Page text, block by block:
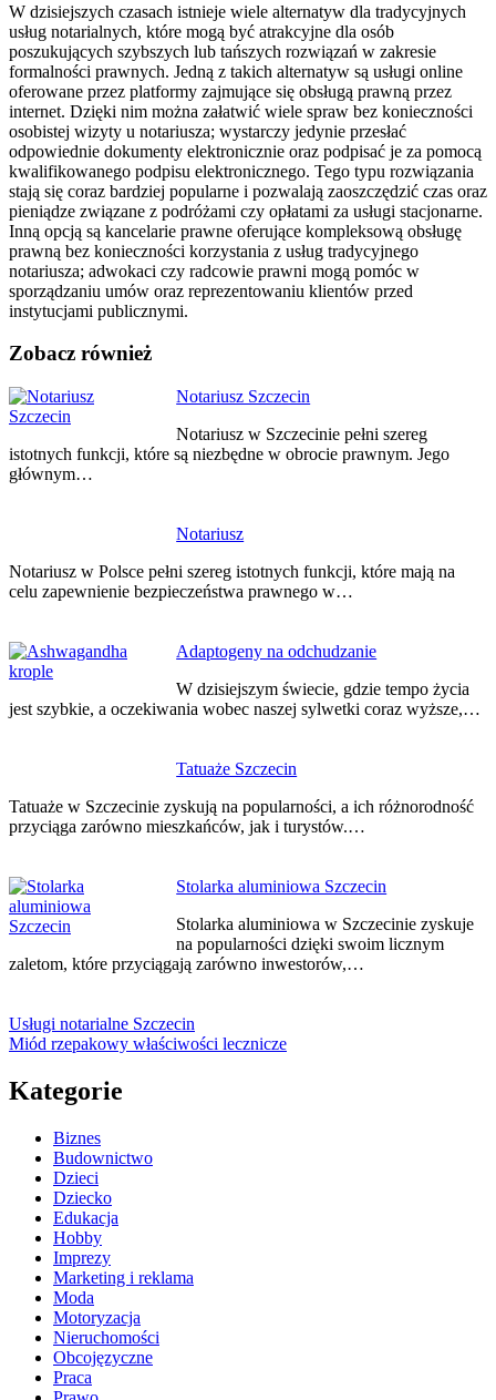
W dzisiejszych czasach istnieje wiele alternatyw dla tradycyjnych
usług notarialnych, które mogą być atrakcyjne dla osób
poszukujących szybszych lub tańszych rozwiązań w zakresie
formalności prawnych. Jedną z takich alternatyw są usługi online
oferowane przez platformy zajmujące się obsługą prawną przez
internet. Dzięki nim można załatwić wiele spraw bez konieczności
osobistej wizyty u notariusza; wystarczy jedynie przesłać
odpowiednie dokumenty elektronicznie oraz podpisać je za pomocą
kwalifikowanego podpisu elektronicznego. Tego typu rozwiązania
stają się coraz bardziej popularne i pozwalają zaoszczędzić czas oraz
pieniądze związane z podróżami czy opłatami za usługi stacjonarne.
Inną opcją są kancelarie prawne oferujące kompleksową obsługę
prawną bez konieczności korzystania z usług tradycyjnego
notariusza; adwokaci czy radcowie prawni mogą pomóc w
sporządzaniu umów oraz reprezentowaniu klientów przed
instytucjami publicznymi.
Zobacz również
Notariusz Szczecin
Notariusz w Szczecinie pełni szereg
istotnych funkcji, które są niezbędne w obrocie prawnym. Jego
głównym…
Notariusz
Notariusz w Polsce pełni szereg istotnych funkcji, które mają na
celu zapewnienie bezpieczeństwa prawnego w…
Adaptogeny na odchudzanie
W dzisiejszym świecie, gdzie tempo życia
jest szybkie, a oczekiwania wobec naszej sylwetki coraz wyższe,…
Tatuaże Szczecin
Tatuaże w Szczecinie zyskują na popularności, a ich różnorodność
przyciąga zarówno mieszkańców, jak i turystów.…
Stolarka aluminiowa Szczecin
Stolarka aluminiowa w Szczecinie zyskuje
na popularności dzięki swoim licznym
zaletom, które przyciągają zarówno inwestorów,…
Nawigacja
wpisu
Usługi notarialne Szczecin
Miód rzepakowy właściwości lecznicze
Kategorie
Biznes
Budownictwo
Dzieci
Dziecko
Edukacja
Hobby
Imprezy
Marketing i reklama
Moda
Motoryzacja
Nieruchomości
Obcojęzyczne
Praca